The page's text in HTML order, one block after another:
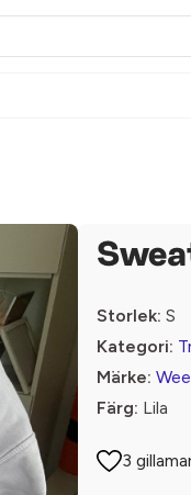
Storlek: S
Kategori:
Märke:
Färg: Lila
3